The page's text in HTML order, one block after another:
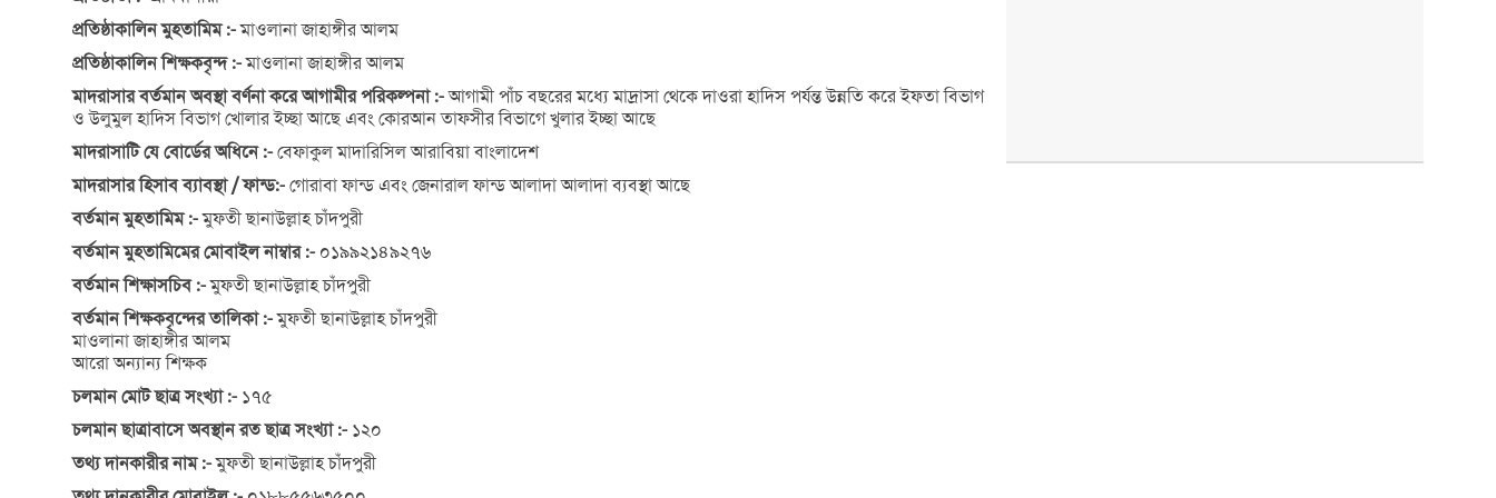
প্রতিষ্ঠাকালিন মুহতামিম :-মাওলানা জাহাঙ্গীর আলম
প্রতিষ্ঠাকালিন শিক্ষকবৃন্দ :-মাওলানা জাহাঙ্গীর আলম
মাদরাসার বর্তমান অবস্থা বর্ণনা করে আগামীর পরিকল্পনা :-আগামী পাঁচ বছরের মধ্যে মাদ্রাসা থেকে দাওরা হাদিস পর্যন্ত উন্নতি করে ইফতা বিভাগ
ও উলুমুল হাদিস বিভাগ খোলার ইচ্ছা আছে এবং কোরআন তাফসীর বিভাগে খুলার ইচ্ছা আছে
মাদরাসাটি যে বোর্ডের অধিনে :- বেফাকুল মাদারিসিল আরাবিয়া বাংলাদেশ
মাদরাসার হিসাব ব্যাবস্থা / ফান্ড:- গোরাবা ফান্ড এবং জেনারাল ফান্ড আলাদা আলাদা ব্যবস্থা আছে
বর্তমান মুহতামিম :-মুফতী ছানাউল্লাহ চাঁদপুরী
বর্তমান মুহতামিমের মোবাইল নাম্বার :- ০১৯৯২১৪৯২৭৬
বর্তমান শিক্ষাসচিব :-মুফতী ছানাউল্লাহ চাঁদপুরী
বর্তমান শিক্ষকবৃন্দের তালিকা :-মুফতী ছানাউল্লাহ চাঁদপুরী
মাওলানা জাহাঙ্গীর আলম
আরো অন্যান্য শিক্ষক
চলমান মোট ছাত্র সংখ্যা :- ১৭৫
চলমান ছাত্রাবাসে অবস্থান রত ছাত্র সংখ্যা :- ১২০
তথ্য দানকারীর নাম :-মুফতী ছানাউল্লাহ চাঁদপুরী